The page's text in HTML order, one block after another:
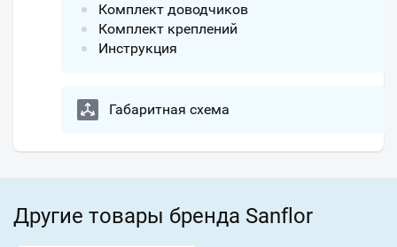
Комплект доводчиков
Комплект креплений
Инструкция
Габаритная схема
Другие товары бренда Sanflor